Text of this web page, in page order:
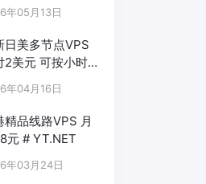
年05月13日
日美多节点VPS
2美元 可按小时
年04月16日
精品线路VPS 月
元 # YT.NET
年03月24日